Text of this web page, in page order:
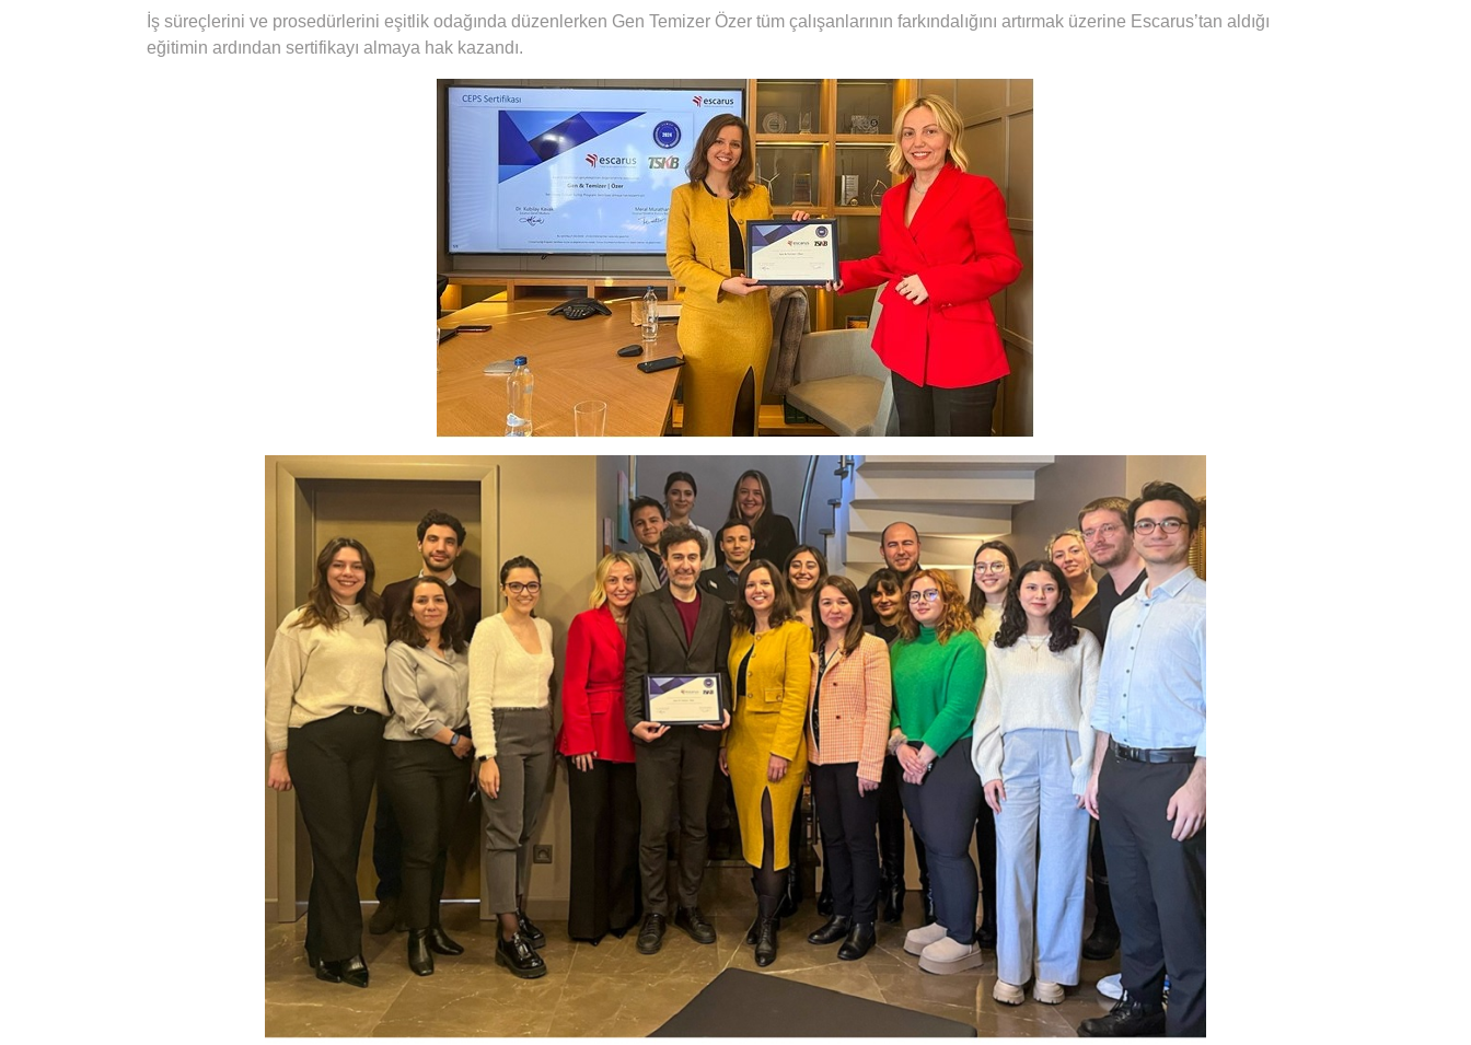
İş süreçlerini ve prosedürlerini eşitlik odağında düzenlerken Gen Temizer Özer tüm çalışanlarının farkındalığını artırmak üzerine Escarus’tan aldığı
eğitimin ardından sertifikayı almaya hak kazandı.